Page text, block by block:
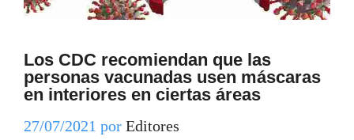
Los CDC recomiendan que las
personas vacunadas usen máscaras
en interiores en ciertas áreas
27/07/2021 por Editores